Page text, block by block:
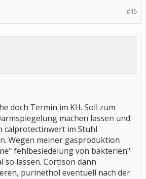
#15
doch Termin im KH. Soll zum
machen lassen und
calprotectinwert im Stuhl
Wegen meiner gasproduktion
fehlbesiedelung von bakterien".
so lassen. Cortison dann
purinethol eventuell nach der